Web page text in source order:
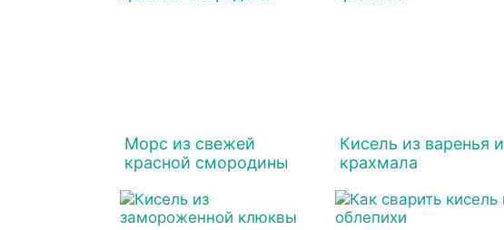
Морс из свежей
красной смородины
Кисель из варенья и
крахмала